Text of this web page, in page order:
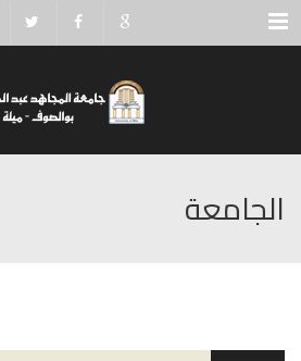
Menu
الجامعة